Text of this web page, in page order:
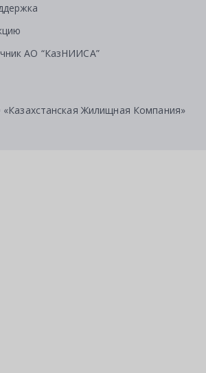
АО “КазНИИСА”
Жилищная Компания»